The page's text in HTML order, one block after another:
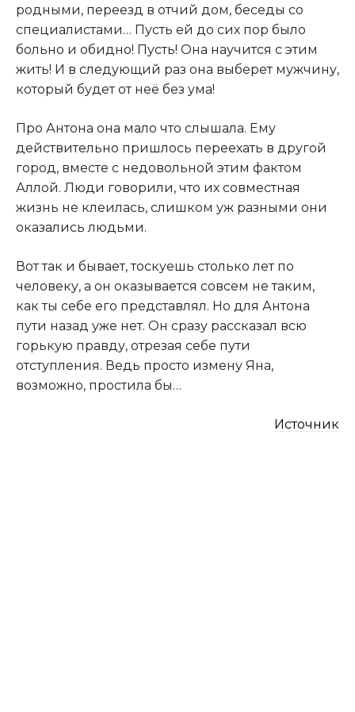
родными, переезд в отчий дом, беседы со
специалистами… Пусть ей до сих пор было
больно и обидно! Пусть! Она научится с этим
жить! И в следующий раз она выберет мужчину,
который будет от неё без ума!
Про Антона она мало что слышала. Ему
действительно пришлось переехать в другой
город, вместе с недовольной этим фактом
Аллой. Люди говорили, что их совместная
жизнь не клеилась, слишком уж разными они
оказались людьми.
Вот так и бывает, тоскуешь столько лет по
человеку, а он оказывается совсем не таким,
как ты себе его представлял. Но для Антона
пути назад уже нет. Он сразу рассказал всю
горькую правду, отрезая себе пути
отступления. Ведь просто измену Яна,
возможно, простила бы…
Источник